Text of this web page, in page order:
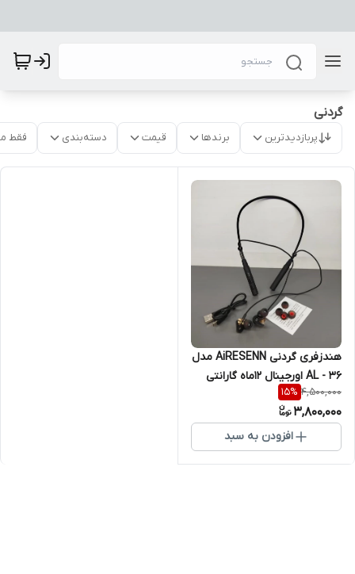
گردنی
پربازدیدترین برندها قیمت دسته‌بندی فقط
هندزفری گردنی AiRESENN مدل
AL - 36 اورجینال 12ماه گارانتی
4,500,000
15%
3,800,000
افزودن به سبد